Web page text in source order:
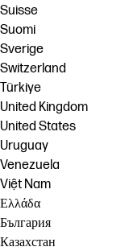
Suisse
Suomi
Sverige
Switzerland
Türkiye
United Kingdom
United States
Uruguay
Venezuela
Việt Nam
Ελλάδα
България
Казахстан